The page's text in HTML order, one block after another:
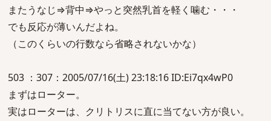
またうなじ⇒背中⇒やっと突然乳首を軽く噛む・・・
でも反応が薄いんだよね。
（このくらいの行数なら省略されないかな）
503 ：307：2005/07/16(土) 23:18:16 ID:Ei7qx4wP0
まずはローター。
実はローターは、クリトリスに直に当てない方が良い。